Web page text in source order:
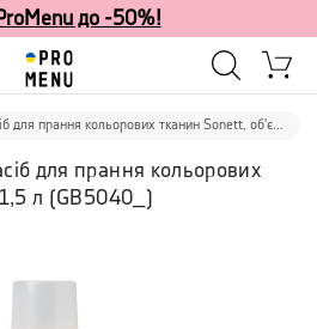
до -50%!
для прання кольорових тканин Sonett, об'єм 1,5 л
для прання кольорових
л (GB5040_ )